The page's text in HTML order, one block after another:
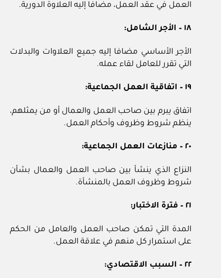
العمل في عقد العمل، مضافا إليه العلاوة الدورية.
١٨ – الأجر الشامل:
الأجر الأساسي مضافا إليه جميع العلاوات والبدلات
التي تقرر للعامل لقاء عمله.
١٩ – اتفاقية العمل الجماعية:
اتفاق يبرم بين صاحب العمل والعمال أو من يمثلهم،
ينظم شروط وظروف وأحكام العمل.
٢٠ – منازعات العمل الجماعية:
النزاع الذي ينشأ بين صاحب العمل والعمال بشأن
شروط وظروف العمل بالمنشأة.
٢١ – فترة الاختبار:
المدة التي تمكن صاحب العمل والعامل من الحكم
على استمرار كل منهم في علاقة العمل.
٢٢ – السبب الاقتصادي: